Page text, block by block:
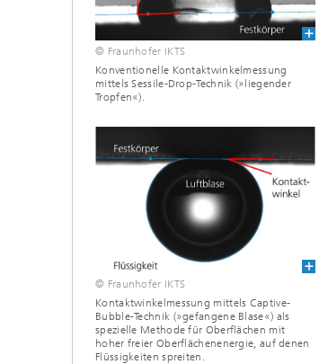
Mikroelektronik-Materialien und
Nanoanalytik
Prüf- und Analysesysteme
Zustandsüberwachung und
Security Innovation Day
© Fraunhofer IKTS
Konventionelle Kontaktwinkelmessung
mittels Sessile-Drop-Technik (»liegender
Tropfen«).
© Fraunhofer IKTS
Kontaktwinkelmessung mittels Captive-
Bubble-Technik (»gefangene Blase«) als
spezielle Methode für Oberflächen mit
hoher freier Oberflächenenergie, auf denen
Flüssigkeiten spreiten.